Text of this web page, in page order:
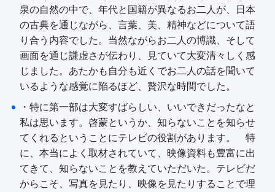
泉の自然の中で、年代と国籍が異なるお二人が、日本
の古典を通じながら、言葉、美、精神などについて語
り合う内容でした。当然ながらお二人の博識、そして
画面を通じ謙虚さが伝わり、見ていて大変清々しく感
じました。あたかも自分も近くでお二人の話を聞いて
いるような感覚に陥るほど、贅沢な時間でした。
・特に第一部は大変すばらしい、いいできだったなと
私は思います。啓蒙というか、知らないことを知らせ
てくれるということにテレビの役割があります。 特
に、本当によく取材されていて、映像資料も豊富に出
てきて、知らないことを教えていただいた。テレビだ
からこそ、写真を見たり、映像を見たりすることで理